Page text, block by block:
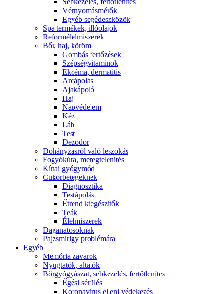
Sebkezelés, fertőtlenítés
Vérnyomásmérők
Egyéb segédeszközök
Spa termékek, illóolajok
Reformélelmiszerek
Bőr, haj, köröm
Gombás fertőzések
Szépségvitaminok
Ekcéma, dermatitis
Arcápolás
Ajakápoló
Haj
Napvédelem
Kéz
Láb
Test
Dezodor
Dohányzásról való leszokás
Fogyókúra, méregtelenítés
Kínai gyógymód
Cukorbetegeknek
Diagnosztika
Testápolás
É́trend kiegészítők
Teák
É́lelmiszerek
Daganatosoknak
Pajzsmirigy problémára
Egyéb
Memória zavarok
Nyugtatók, altatók
Bőrgyógyászat, sebkezelés, fertőtlenítes
É́gési sérülés
Koronavírus elleni védekezés